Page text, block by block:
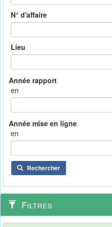
N° d'affaire
Lieu
en
en
Rechercher
Filtres